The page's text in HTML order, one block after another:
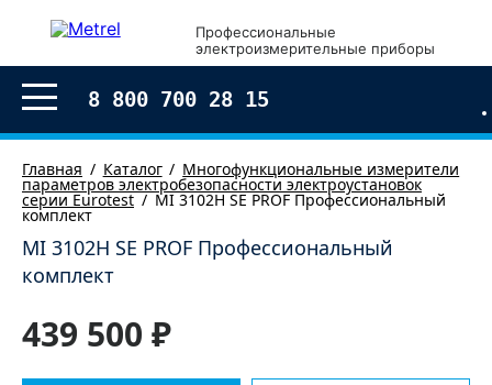
Профессиональные
электроизмерительные приборы
8 800 700 28 15
Главная Каталог Многофункциональные измерители
параметров электробезопасности электроустановок
серии Eurotest MI 3102H SE PROF Профессиональный
комплект
MI 3102H SE PROF Профессиональный
комплект
439 500 ₽
Оформление заказа